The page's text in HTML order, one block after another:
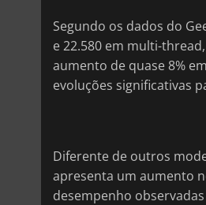
Segundo os dados do
e 22.580 em multi-
aumento de quase 8%
evoluções significativas
Diferente de outros
apresenta um aumento
desempenho